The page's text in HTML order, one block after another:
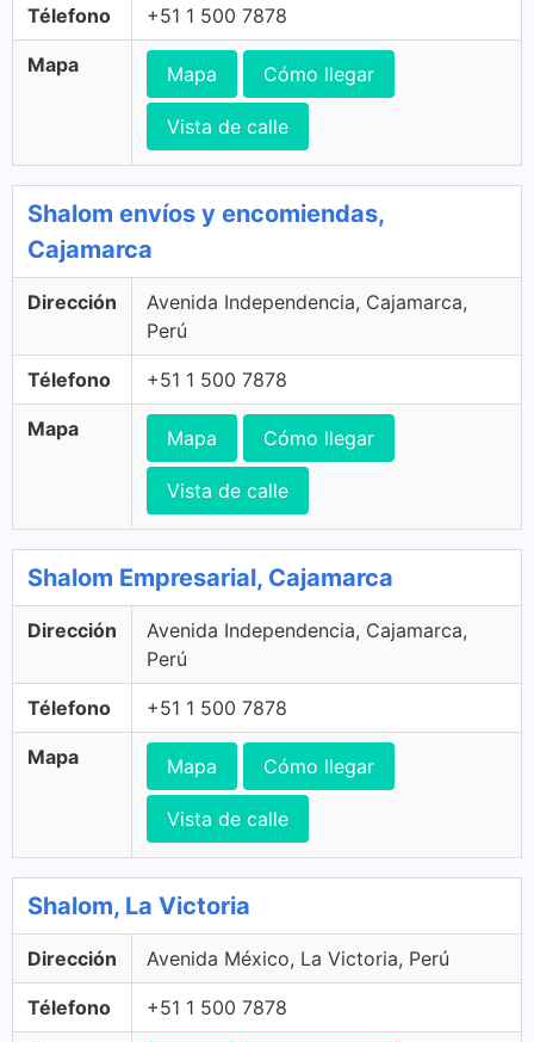
Télefono +51 1 500 7878
Mapa Mapa Cómo llegar
Vista de calle
Shalom envíos y encomiendas,
Cajamarca
Dirección
Avenida Independencia, Cajamarca,
Perú
Télefono +51 1 500 7878
Mapa Mapa Cómo llegar
Vista de calle
Shalom Empresarial, Cajamarca
Dirección
Avenida Independencia, Cajamarca,
Perú
Télefono +51 1 500 7878
Mapa Mapa Cómo llegar
Vista de calle
Shalom, La Victoria
Dirección Avenida México, La Victoria, Perú
Télefono +51 1 500 7878